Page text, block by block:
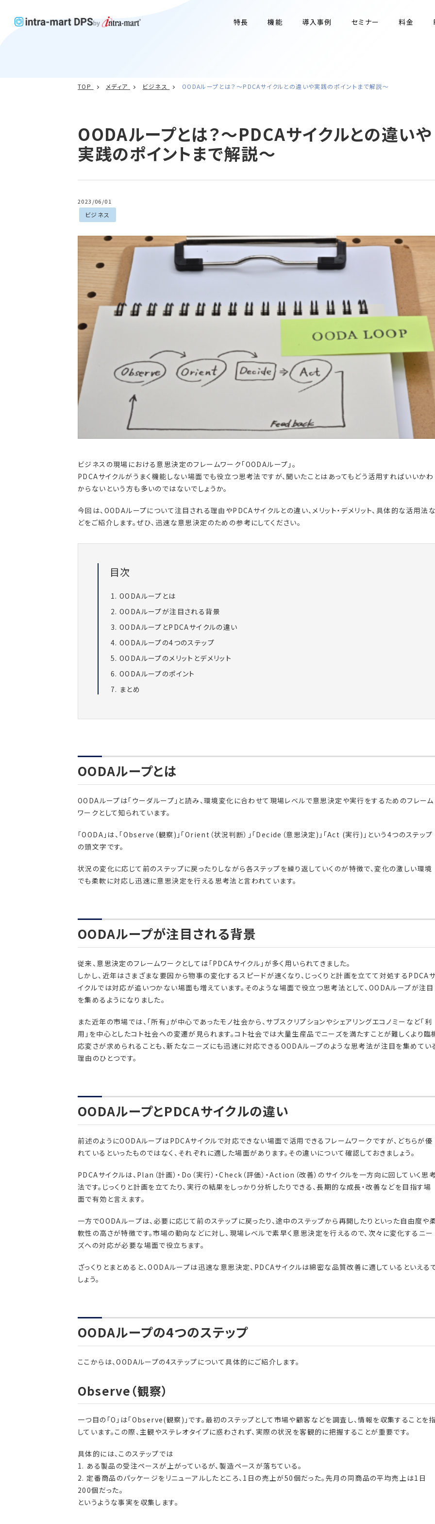
特長 機能 導入事例 セミナー 料金
TOP メディア ビジネス OODAループとは？～PDCAサイクルとの違いや実践のポイントまで解説～
OODAループとは？～PDCAサイクルとの違いや
実践のポイントまで解説～
2023/06/01
ビジネス
ビジネスの現場における意思決定のフレームワーク「OODAループ」。
PDCAサイクルがうまく機能しない場面でも役立つ思考法ですが、聞いたことはあってもどう活用すればいいかわ
からないという方も多いのではないでしょうか。
今回は、OODAループについて注目される理由やPDCAサイクルとの違い、メリット・デメリット、具体的な活用法な
どをご紹介します。ぜひ、迅速な意思決定のための参考にしてください。
目次
OODAループとは
OODAループが注目される背景
OODAループとPDCAサイクルの違い
OODAループの4つのステップ
OODAループのメリットとデメリット
OODAループのポイント
まとめ
OODAループとは
OODAループは「ウーダループ」と読み、環境変化に合わせて現場レベルで意思決定や実行をするためのフレーム
ワークとして知られています。
「OODA」は、「Observe（観察)」「Orient（状況判断）」「Decide（意思決定)」「Act (実行)」という4つのステップ
の頭文字です。
状況の変化に応じて前のステップに戻ったりしながら各ステップを繰り返していくのが特徴で、変化の激しい環境
でも柔軟に対応し迅速に意思決定を行える思考法と言われています。
OODAループが注目される背景
従来、意思決定のフレームワークとしては「PDCAサイクル」が多く用いられてきました。
しかし、近年はさまざまな要因から物事の変化するスピードが速くなり、じっくりと計画を立てて対処するPDCAサ
イクルでは対応が追いつかない場面も増えています。そのような場面で役立つ思考法として、OODAループが注目
を集めるようになりました。
また近年の市場では、「所有」が中心であったモノ社会から、サブスクリプションやシェアリングエコノミーなど「利
用」を中心としたコト社会への変遷が見られます。コト社会では大量生産品でニーズを満たすことが難しくより臨
応変さが求められることも、新たなニーズにも迅速に対応できるOODAループのような思考法が注目を集めてい
理由のひとつです。
OODAループとPDCAサイクルの違い
前述のようにOODAループはPDCAサイクルで対応できない場面で活用できるフレームワークですが、どちらが優
れているといったものではなく、それぞれに適した場面があります。その違いについて確認しておきましょう。
PDCAサイクルは、Plan（計画）・Do（実行）・Check（評価）・Action（改善）のサイクルを一方向に回していく思
法です。じっくりと計画を立てたり、実行の結果をしっかり分析したりできる、長期的な成長・改善などを目指す場
面で有効と言えます。
一方でOODAループは、必要に応じて前のステップに戻ったり、途中のステップから再開したりといった自由度や
軟性の高さが特徴です。市場の動向などに対し、現場レベルで素早く意思決定を行えるので、次々に変化するニー
ズへの対応が必要な場面で役立ちます。
ざっくりとまとめると、OODAループは迅速な意思決定、PDCAサイクルは綿密な品質改善に適しているといえる
しょう。
OODAループの4つのステップ
ここからは、OODAループの4ステップについて具体的にご紹介します。
Observe（観察）
一つ目の「O」は「Observe(観察)」です。最初のステップとして市場や顧客などを調査し、情報を収集することを指
しています。この際、主観やステレオタイプに惑わされず、実際の状況を客観的に把握することが重要です。
具体的には、このステップでは
1. ある製品の受注ペースが上がっているが、製造ペースが落ちている。
2. 定番商品のパッケージをリニューアルしたところ、1日の売上が50個だった。先月の同商品の平均売上は1日
200個だった。
というような事実を収集します。